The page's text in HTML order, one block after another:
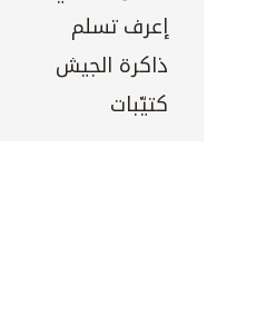
إعرف تسلم
ذاكرة الجيش
كتيّبات